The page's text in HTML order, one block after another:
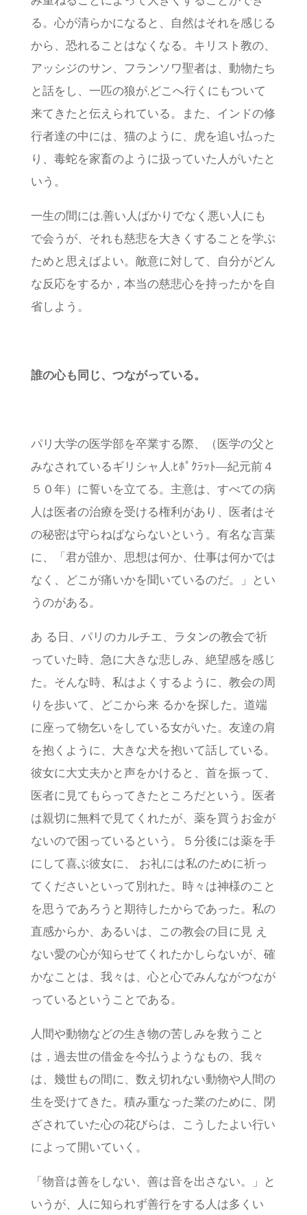
る。心が清らかになると、自然はそれを感じる
から、恐れることはなくなる。キリスト教の、
アッシジのサン、フランソワ聖者は、動物たち
と話をし、一匹の狼が,どこへ行くにもついて
来てきたと伝えられている。また、インドの修
行者達の中には、猫のように、虎を追い払った
り、毒蛇を家畜のように扱っていた人がいたと
いう。
一生の間には,善い人ばかりでなく悪い人にも
で会うが、それも慈悲を大きくすることを学ぶ
ためと思えばよい。敵意に対して、自分がどん
な反応をするか，本当の慈悲心を持ったかを自
省しよう。
誰の心も同じ、つながっている。
パリ大学の医学部を卒業する際、（医学の父と
みなされているギリシャ人,ﾋﾎﾟｸﾗｯﾄ―紀元前４
５０年）に誓いを立てる。主意は、すべての病
人は医者の治療を受ける権利があり、医者はそ
の秘密は守らねばならないという。有名な言葉
に、「君が誰か、思想は何か、仕事は何かでは
なく、どこが痛いかを聞いているのだ。」とい
うのがある。
あ る日、パリのカルチエ、ラタンの教会で祈
っていた時、急に大きな悲しみ、絶望感を感じ
た。そんな時、私はよくするように、教会の周
りを歩いて、どこから来 るかを探した。道端
に座って物乞いをしている女がいた。友達の肩
を抱くように、大きな犬を抱いて話している。
彼女に大丈夫かと声をかけると、首を振って、
医者に見てもらってきたところだという。医者
は親切に無料で見てくれたが、薬を買うお金が
ないので困っているという。５分後には薬を手
にして喜ぶ彼女に、 お礼には私のために祈っ
てくださいといって別れた。時々は神様のこと
を思うであろうと期待したからであった。私の
直感からか、あるいは、この教会の目に見 え
ない愛の心が知らせてくれたかしらないが、確
かなことは、我々は、心と心でみんながつなが
っているということである。
人間や動物などの生き物の苦しみを救うこと
は，過去世の借金を今払うようなもの、我々
は、幾世もの間に、数え切れない動物や人間の
生を受けてきた。積み重なった業のために、閉
ざされていた心の花びらは、こうしたよい行い
によって開いていく。
「物音は善をしない、善は音を出さない。」と
いうが、人に知られず善行をする人は多くい